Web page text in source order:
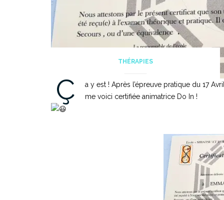
THÉRAPIES
Ç
a y est ! Après l’épreuve pratique du 17 Avril
me voici certifiée animatrice Do In !